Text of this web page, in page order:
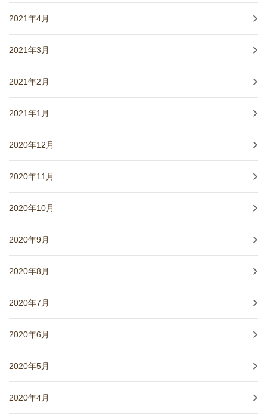
2021年4月
2021年3月
2021年2月
2021年1月
2020年12月
2020年11月
2020年10月
2020年9月
2020年8月
2020年7月
2020年6月
2020年5月
2020年4月